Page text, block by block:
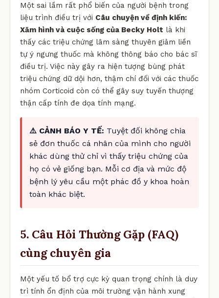
Một sai lầm rất phổ biến của người bệnh trong
liệu trình điều trị với Câu chuyện về định kiến:
Xăm hình và cuộc sống của Becky Holt là khi
thấy các triệu chứng lâm sàng thuyên giảm liền
tự ý ngưng thuốc mà không thông báo cho bác sĩ
điều trị. Việc này gây ra hiện tượng bùng phát
triệu chứng dữ dội hơn, thậm chí đối với các thuốc
nhóm Corticoid còn có thể gây suy tuyến thượng
thận cấp tính đe dọa tính mạng.
⚠️ CẢNH BÁO Y TẾ: Tuyệt đối không chia
sẻ đơn thuốc cá nhân của mình cho người
khác dùng thử chỉ vì thấy triệu chứng của
họ có vẻ giống bạn. Mỗi cơ địa và mức độ
bệnh lý yêu cầu một phác đồ y khoa hoàn
toàn khác biệt.
5. Câu Hỏi Thường Gặp (FAQ)
cùng chuyên gia
Một yếu tố bổ trợ cực kỳ quan trọng chính là duy
trì tính ổn định của môi trường vận hành xung